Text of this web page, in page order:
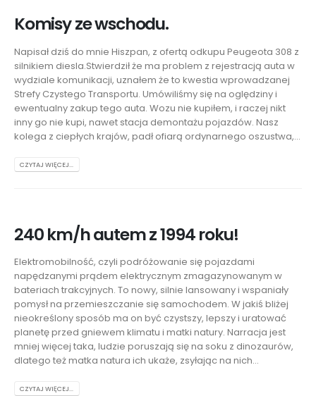
Komisy ze wschodu.
Napisał dziś do mnie Hiszpan, z ofertą odkupu Peugeota 308 z
silnikiem diesla.Stwierdził że ma problem z rejestracją auta w
wydziale komunikacji, uznałem że to kwestia wprowadzanej
Strefy Czystego Transportu. Umówiliśmy się na oględziny i
ewentualny zakup tego auta. Wozu nie kupiłem, i raczej nikt
inny go nie kupi, nawet stacja demontażu pojazdów. Nasz
kolega z ciepłych krajów, padł ofiarą ordynarnego oszustwa,...
CZYTAJ WIĘCEJ...
240 km/h autem z 1994 roku!
Elektromobilność, czyli podróżowanie się pojazdami
napędzanymi prądem elektrycznym zmagazynowanym w
bateriach trakcyjnych. To nowy, silnie lansowany i wspaniały
pomysłna przemieszczanie się samochodem. W jakiś bliżej
nieokreślony sposób ma on być czystszy, lepszy i uratować
planetę przed gniewem klimatu i matki natury. Narracja jest
mniej więcej taka, ludzie poruszają się na soku z dinozaurów,
dlatego też matka natura ich ukaże, zsyłając na nich...
CZYTAJ WIĘCEJ...